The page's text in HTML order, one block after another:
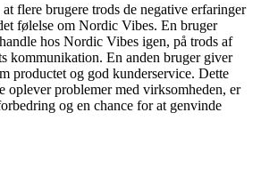
flere brugere trods de negative erfaringer
følelse om Nordic Vibes. En bruger
hos Nordic Vibes igen, på trods af
kommunikation. En anden bruger giver
productet og god kunderservice. Dette
oplever problemer med virksomheden, er
og en chance for at genvinde